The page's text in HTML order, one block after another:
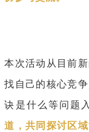
本次活动从目前
找自己的核心竞
诀是什么等问题
道，共同探讨区